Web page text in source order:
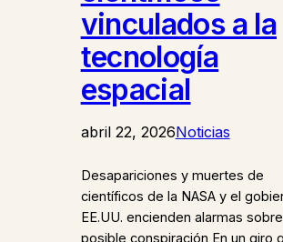
vinculados a la
tecnología
espacial
abril 22, 2026Noticias
Desapariciones y muertes de
científicos de la NASA y el
EE.UU. encienden alarmas sobre
posible conspiración En un giro